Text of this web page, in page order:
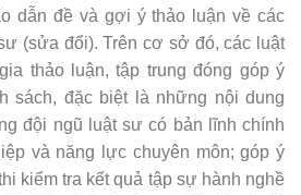
dẫn đề và gợi ý thảo luận về các
(sửa đổi). Trên cơ sở đó, các luật
thảo luận, tập trung đóng góp ý
sách, đặc biệt là những nội dung
đội ngũ luật sư có bản lĩnh chính
và năng lực chuyên môn; góp ý
kiểm tra kết quả tập sự hành nghề